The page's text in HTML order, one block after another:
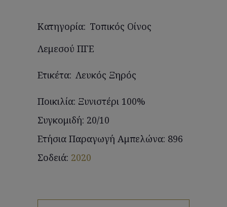
Κατηγορία: Τοπικός Οίνος
Λεμεσού ΠΓΕ
Ετικέτα: Λευκός Ξηρός
Ποικιλία: Ξυνιστέρι 100%
Συγκομιδή: 20/10
Ετήσια Παραγωγή Αμπελώνα: 896
Σοδειά: 2020